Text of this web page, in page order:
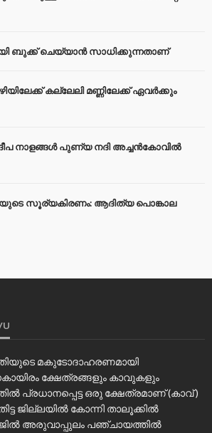
ചെയ്യാൻ സാധിക്കുന്നതാണ്
കല്ലേലി മണ്ണിലേക്ക് ഏവർക്കും
ദീപ നാളങ്ങൾ പുണ്യ നദി അച്ചൻകോവിൽ
സൂര്യകിരണം: ആദിത്യ പൊങ്കാല
മകുടോദാഹരണമായി
ക്ഷേത്രങ്ങളും കാവുകളും
പ്രധാനപ്പെട്ട ഒരു ക്ഷേത്രമാണ് (കാവ് )
ജില്ലയിൽ കോന്നി താലൂക്കിൽ
അരുവാപ്പുലം പഞ്ചായത്തിൽ